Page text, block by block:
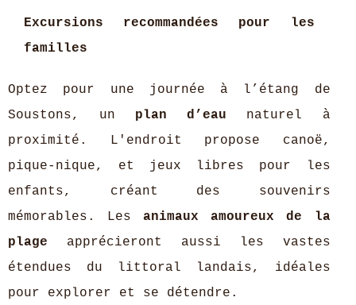
Excursions recommandées pour les
familles
Optez pour une journée à l’étang de
Soustons, un plan d’eau naturel à
proximité. L'endroit propose canoë,
pique-nique, et jeux libres pour les
enfants, créant des souvenirs
mémorables. Lesanimaux amoureux de la
plage apprécieront aussi les vastes
étendues du littoral landais, idéales
pour explorer et se détendre.